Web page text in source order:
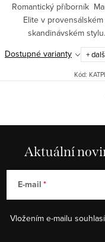
Romantický příborník
Elite v provensálském
skandinávském stylu.
Dostupné varianty
+
Kód:
Aktuální
E-mail
Vložením e-mailu